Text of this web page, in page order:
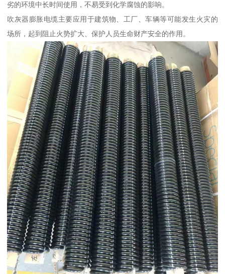
劣的环境中长时间使用，不易受到化学腐蚀的影响。
吹灰器膨胀电缆主要应用于建筑物、工厂、车辆等可能发生火灾的
场所，起到阻止火势扩大、保护人员生命财产安全的作用。